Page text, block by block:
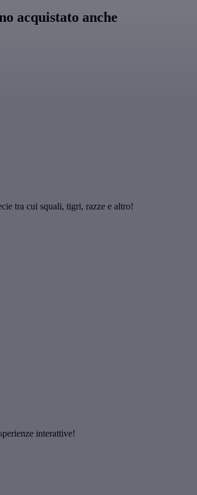
acquistato anche
tra cui squali, tigri, razze e altro!
interattive!